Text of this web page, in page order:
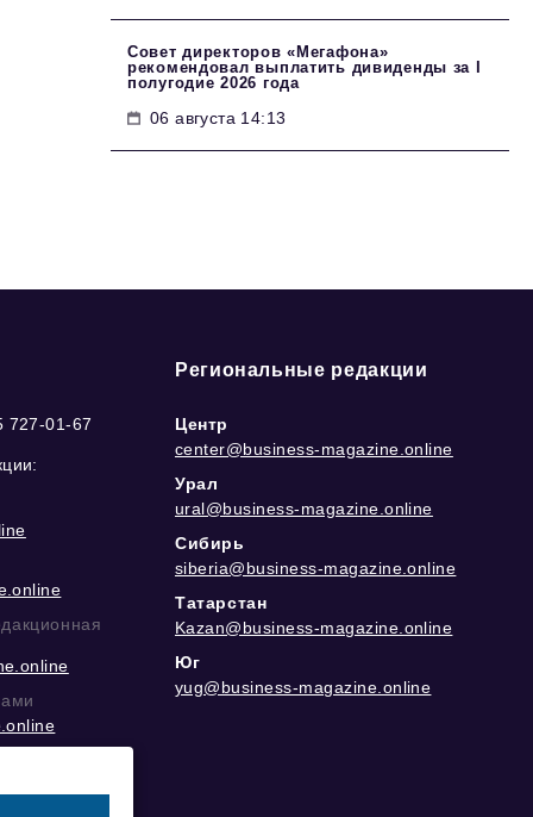
Совет директоров «Мегафона»
рекомендовал выплатить дивиденды за I
полугодие 2026 года
06 августа 14:13
727-01-67
Региональные редакции
Центр
center@business-magazine.online
Урал
ural@business-magazine.online
Сибирь
siberia@business-magazine.online
Татарстан
Kazan@business-magazine.online
Юг
yug@business-magazine.online